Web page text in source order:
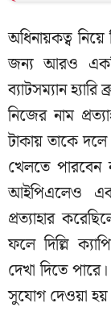
অধিনায়কত্ব নিয়ে
জন্য আরও একটি
ব্যাটসম্যান
নিজের নাম
টাকায় তাকে দলে
খেলতে পারবেন
আইপিএলেও
প্রত্যাহার
ফলে দিল্লি
দেখা দিতে
সুযোগ দেওয়া হয়